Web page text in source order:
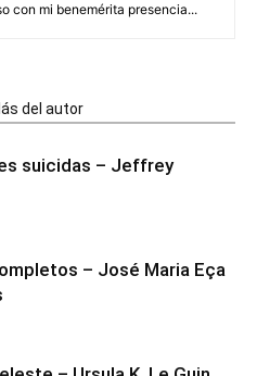
con mi benemérita presencia...
del autor
suicidas – Jeffrey
– José Maria Eça